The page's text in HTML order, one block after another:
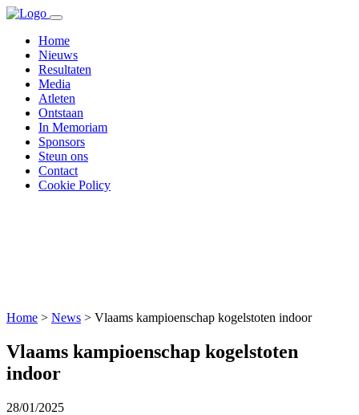
Home
Nieuws
Resultaten
Media
Atleten
Ontstaan
In Memoriam
Sponsors
Steun ons
Contact
Cookie Policy
Home > News > Vlaams kampioenschap kogelstoten indoor
Vlaams kampioenschap kogelstoten
indoor
28/01/2025